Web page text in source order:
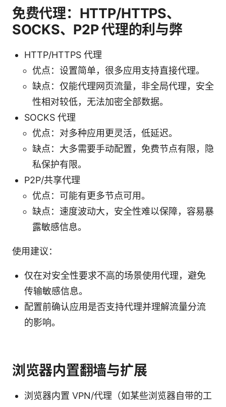
免费代理：HTTP/HTTPS、
SOCKS、P2P 代理的利与弊
HTTP/HTTPS 代理
优点：设置简单，很多应用支持直接代理。
缺点：仅能代理网页流量，非全局代理，安全
性相对较低，无法加密全部数据。
SOCKS 代理
优点：对多种应用更灵活，低延迟。
缺点：大多需要手动配置，免费节点有限，隐
私保护有限。
P2P/共享代理
优点：可能有更多节点可用。
缺点：速度波动大，安全性难以保障，容易暴
露敏感信息。
使用建议：
仅在对安全性要求不高的场景使用代理，避免
传输敏感信息。
配置前确认应用是否支持代理并理解流量分流
的影响。
浏览器内置翻墙与扩展
浏览器内置 VPN/代理（如某些浏览器自带的工